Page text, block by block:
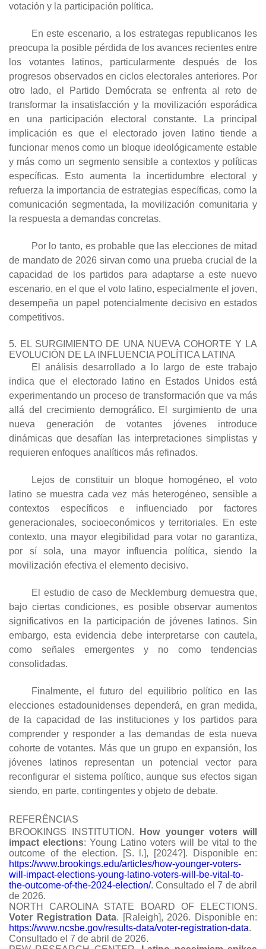
votación y la participación política.
En este escenario, a los estrategas republicanos les
preocupa la posible pérdida de los avances recientes entre
los votantes latinos, particularmente después de los
progresos observados en ciclos electorales anteriores. Por
otro lado, el Partido Demócrata se enfrenta al reto de
transformar la insatisfacción y la movilización esporádica
en una participación electoral constante. La principal
implicación es que el electorado joven latino tiende a
funcionar menos como un bloque ideológicamente estable
y más como un segmento sensible a contextos y políticas
específicas. Esto aumenta la incertidumbre electoral y
refuerza la importancia de estrategias específicas, como la
comunicación segmentada, la movilización comunitaria y
la respuesta a demandas concretas.
Por lo tanto, es probable que las elecciones de mitad
de mandato de 2026 sirvan como una prueba crucial de la
capacidad de los partidos para adaptarse a este nuevo
escenario, en el que el voto latino, especialmente el joven,
desempeña un papel potencialmente decisivo en estados
competitivos.
5. EL SURGIMIENTO DE UNA NUEVA COHORTE Y LA
EVOLUCIÓN DE LA INFLUENCIA POLÍTICA LATINA
El análisis desarrollado a lo largo de este trabajo
indica que el electorado latino en Estados Unidos está
experimentando un proceso de transformación que va más
allá del crecimiento demográfico. El surgimiento de una
nueva generación de votantes jóvenes introduce
dinámicas que desafían las interpretaciones simplistas y
requieren enfoques analíticos más refinados.
Lejos de constituir un bloque homogéneo, el voto
latino se muestra cada vez más heterogéneo, sensible a
contextos específicos e influenciado por factores
generacionales, socioeconómicos y territoriales. En este
contexto, una mayor elegibilidad para votar no garantiza,
por sí sola, una mayor influencia política, siendo la
movilización efectiva el elemento decisivo.
El estudio de caso de Mecklemburg demuestra que,
bajo ciertas condiciones, es posible observar aumentos
significativos en la participación de jóvenes latinos. Sin
embargo, esta evidencia debe interpretarse con cautela,
como señales emergentes y no como tendencias
consolidadas.
Finalmente, el futuro del equilibrio político en las
elecciones estadounidenses dependerá, en gran medida,
de la capacidad de las instituciones y los partidos para
comprender y responder a las demandas de esta nueva
cohorte de votantes. Más que un grupo en expansión, los
jóvenes latinos representan un potencial vector para
reconfigurar el sistema político, aunque sus efectos sigan
siendo, en parte, contingentes y objeto de debate.
REFERÊNCIAS
BROOKINGS INSTITUTION.
How younger voters will
impact elections: Young Latino voters will be vital to the
outcome of the election.
[S. l.], [2024?].
Disponible en:
https://www.brookings.edu/articles/how-younger-voters-
will-impact-elections-young-latino-voters-will-be-vital-to-
the-outcome-of-the-2024-election/.Consultado el 7 de abril
de 2026.
NORTH CAROLINA STATE BOARD OF ELECTIONS.
Voter Registration Data. [Raleigh], 2026. Disponible en:
https://www.ncsbe.gov/results-data/voter-registration-data.
Consultado el 7 de abril de 2026.